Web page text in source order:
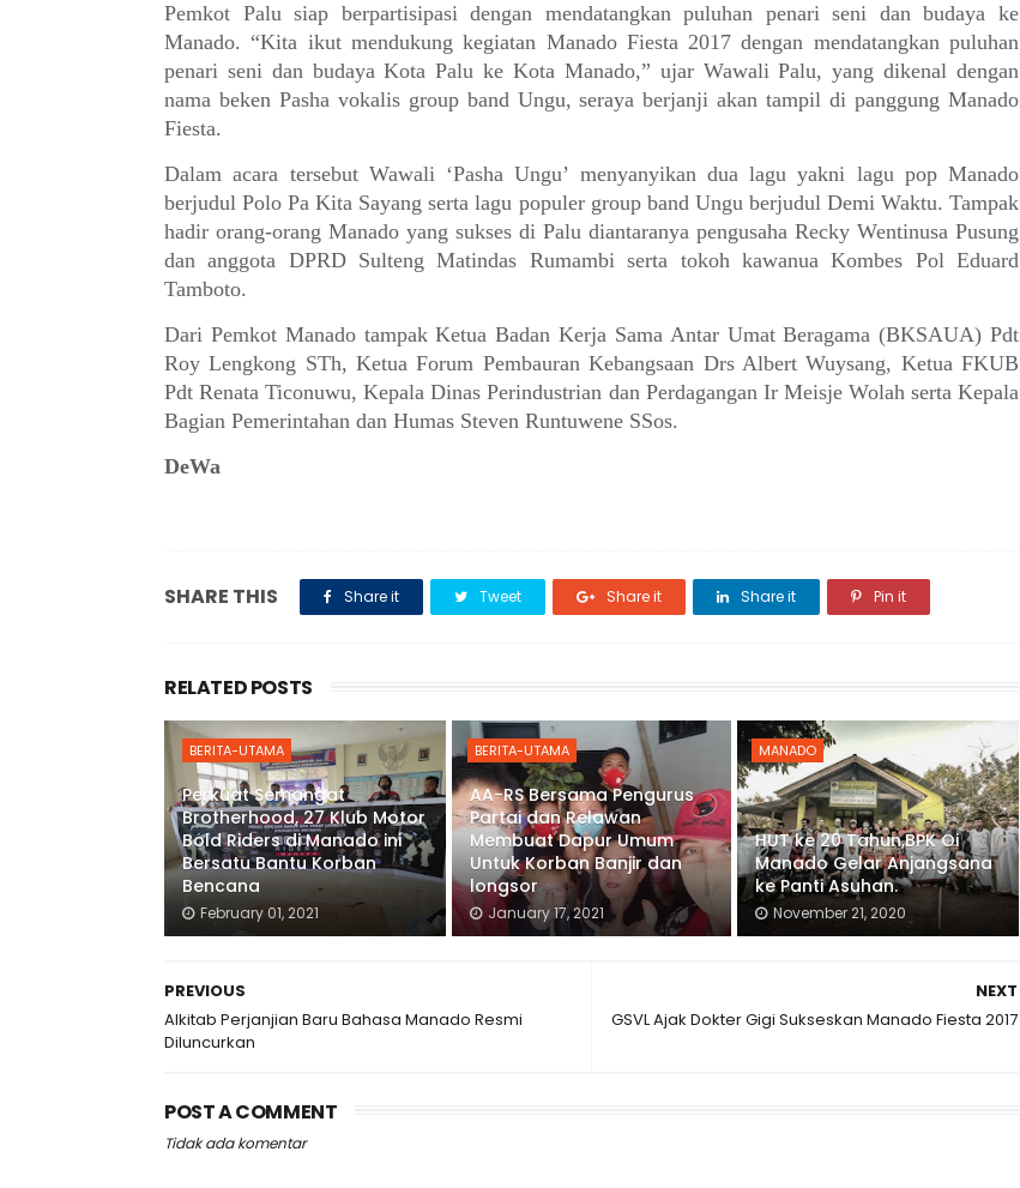
Pemkot Palu siap berpartisipasi dengan mendatangkan puluhan penari seni dan budaya ke
Manado. “Kita ikut mendukung kegiatan Manado Fiesta 2017 dengan mendatangkan puluhan
penari seni dan budaya Kota Palu ke Kota Manado,” ujar Wawali Palu, yang dikenal dengan
nama beken Pasha vokalis group band Ungu, seraya berjanji akan tampil di panggung Manado
Fiesta.
Dalam acara tersebut Wawali ‘Pasha Ungu’ menyanyikan dua lagu yakni lagu pop Manado
berjudul Polo Pa Kita Sayang serta lagu populer group band Ungu berjudul Demi Waktu. Tampak
hadir orang-orang Manado yang sukses di Palu diantaranya pengusaha Recky Wentinusa Pusung
dan anggota DPRD Sulteng Matindas Rumambi serta tokoh kawanua Kombes Pol Eduard
Tamboto.
Dari Pemkot Manado tampak Ketua Badan Kerja Sama Antar Umat Beragama (BKSAUA) Pdt
Roy Lengkong STh, Ketua Forum Pembauran Kebangsaan Drs Albert Wuysang, Ketua FKUB
Pdt Renata Ticonuwu, Kepala Dinas Perindustrian dan Perdagangan Ir Meisje Wolah serta Kepala
Bagian Pemerintahan dan Humas Steven Runtuwene SSos.
DeWa
SHARE THIS Share it Tweet Share it Share it Pin it
RELATED POSTS
BERITA-UTAMA
Perkuat Semangat
Brotherhood, 27 Klub Motor
Bold Riders di Manado ini
Bersatu Bantu Korban
Bencana
February 01, 2021
BERITA-UTAMA
AA-RS Bersama Pengurus
Partai dan Relawan
Membuat Dapur Umum
Untuk Korban Banjir dan
longsor
January 17, 2021
MANADO
HUT ke 20 Tahun,BPK Oi
Manado Gelar Anjangsana
ke Panti Asuhan.
November 21, 2020
NEXT
GSVL Ajak Dokter Gigi Sukseskan Manado Fiesta 2017
PREVIOUS
Alkitab Perjanjian Baru Bahasa Manado Resmi
Diluncurkan
POST A COMMENT
Tidak ada komentar